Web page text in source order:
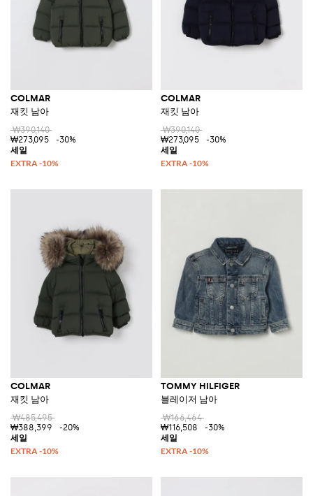
COLMAR
재킷 남아
₩390,140
₩273,095
-30%
COLMAR
재킷 남아
₩390,140
₩273,095
-30%
COLMAR
재킷 남아
₩485,495
₩388,399
-20%
TOMMY HILFIGER
블레이저 남아
₩166,464
₩116,508
-30%